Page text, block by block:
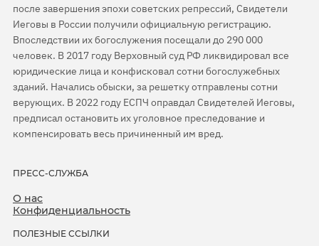
после завершения эпохи советских репрессий, Свидетели
Иеговы в России получили официальную регистрацию.
Впоследствии их богослужения посещали до 290 000
человек. В 2017 году Верховный суд РФ ликвидировал все
юридические лица и конфисковал сотни богослужебных
зданий. Начались обыски, за решетку отправлены сотни
верующих. В 2022 году ЕСПЧ оправдал Свидетелей Иеговы,
предписал остановить их уголовное преследование и
компенсировать весь причиненный им вред.
ПРЕСС-СЛУЖБА
О нас
Конфиденциальность
ПОЛЕЗНЫЕ ССЫЛКИ